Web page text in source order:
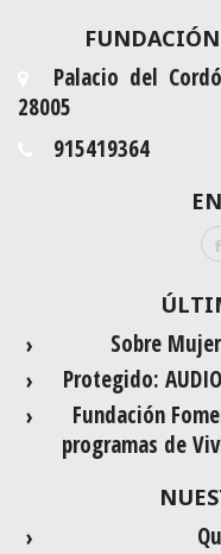
Palacio del
28005
915419364
Sobre
Protegido:
Fundación
programas de